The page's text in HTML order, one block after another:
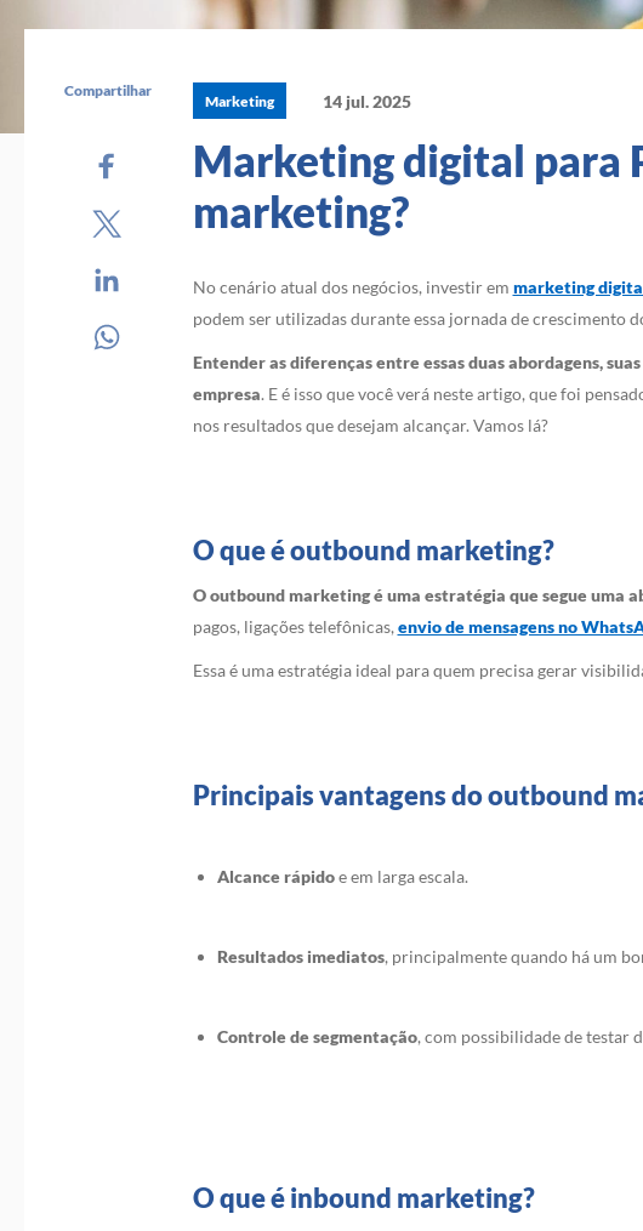
Compartilhar
Marketing 14 jul. 2025
Marketing digital para
marketing?
No cenário atual dos negócios, investir em marketing
podem ser utilizadas durante essa jornada de crescimento
Entender as diferenças entre essas duas abordagens,
empresa. E é isso que você verá neste artigo, que foi
nos resultados que desejam alcançar. Vamos lá?
O que é outbound marketing?
O outbound marketing é uma estratégia que segue uma
pagos, ligações telefônicas, envio de mensagens no
Essa é uma estratégia ideal para quem precisa gerar
Principais vantagens do outbound
Alcance rápidoe em larga escala.
Resultados imediatos, principalmente quando há um
Controle de segmentação, com possibilidade de testar
O que é inbound marketing?